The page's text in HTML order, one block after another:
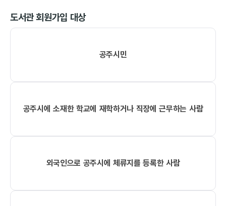
도서관 회원가입 대상
공주시민
공주시에 소재한 학교에 재학하거나 직장에 근무하는 사람
외국인으로 공주시에 체류지를 등록한 사람